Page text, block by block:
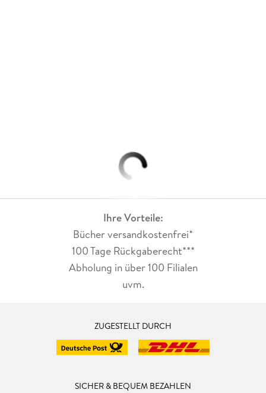
Ihre Vorteile:
Bücher versandkostenfrei*
100 Tage Rückgaberecht***
Abholung in über 100 Filialen
uvm.
ZUGESTELLT DURCH
SICHER & BEQUEM BEZAHLEN